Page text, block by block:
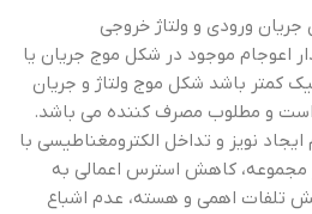
جریان ورودی و ولتاژ خروجی
اعوجام موجود در شکل موج جریان یا
کمتر باشد شکل موج ولتاژ و جریان
و مطلوب مصرف کننده می باشد.
نویز و تداخل الکترومغناطیسی با
کاهش استرس اعمالی به
تلفات اهمی و هسته، عدم اشباع